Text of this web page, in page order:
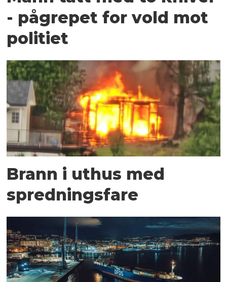
- pågrepet for vold mot
politiet
Brann i uthus med
spredningsfare